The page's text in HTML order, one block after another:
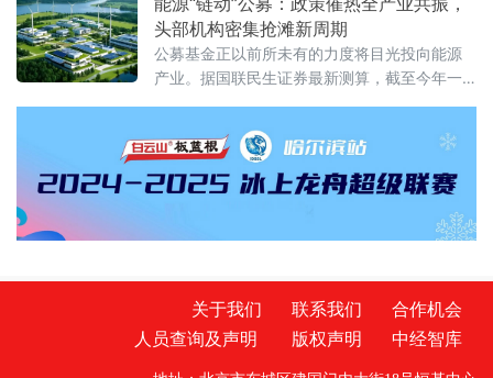
关口，布伦特原油期货同步大幅跳水，盘中跌
幅一度扩大至1%以上。与此同时，黄金市场则
上演了截然相反的剧情：现货黄金在早盘刚刚
跌破4500美元/盎司、创下近两个月新低之后，
头部机构密集抢滩新周期
公募基金正以前所未有的力度将目光投向能源
产业。据国联民生证券最新测算，截至今年一
比例已上升至10.15%，较上季度增加了0.86个
百分点。在海内外局势复杂多变的背景下，能
源安全的重要性愈发凸显，从电网延伸到锂电
材料，从电力主题ETF到新能源公募REITs，公
募基金正通过多元化的产品矩阵，打通能源产
业链的“任督二脉”。政策“双重
关于我们 联系我们
合作机会
人员查询及声明
版权声明 中经智库